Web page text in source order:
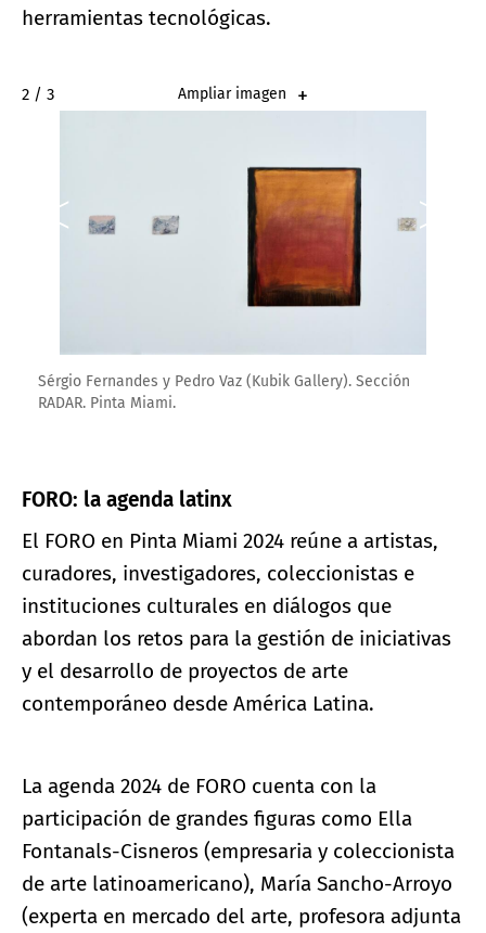
herramientas tecnológicas.
2 / 3 Ampliar imagen
Sérgio Fernandes y Pedro Vaz (Kubik Gallery). Sección
RADAR. Pinta Miami.
FORO: la agenda latinx
El FORO en Pinta Miami 2024 reúne a artistas,
curadores, investigadores, coleccionistas e
instituciones culturales en diálogos que
abordan los retos para la gestión de iniciativas
y el desarrollo de proyectos de arte
contemporáneo desde América Latina.
La agenda 2024 de FORO cuenta con la
participación de grandes figuras como Ella
Fontanals-Cisneros (empresaria y coleccionista
de arte latinoamericano), María Sancho-Arroyo
(experta en mercado del arte, profesora adjunta